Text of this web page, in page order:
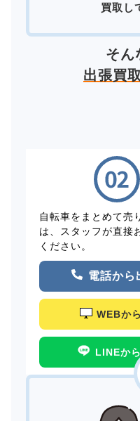
買取し
そん
出張買取
自転車をまとめて売
は、スタッフが直接
ください。
電話から
WEBか
LINEか